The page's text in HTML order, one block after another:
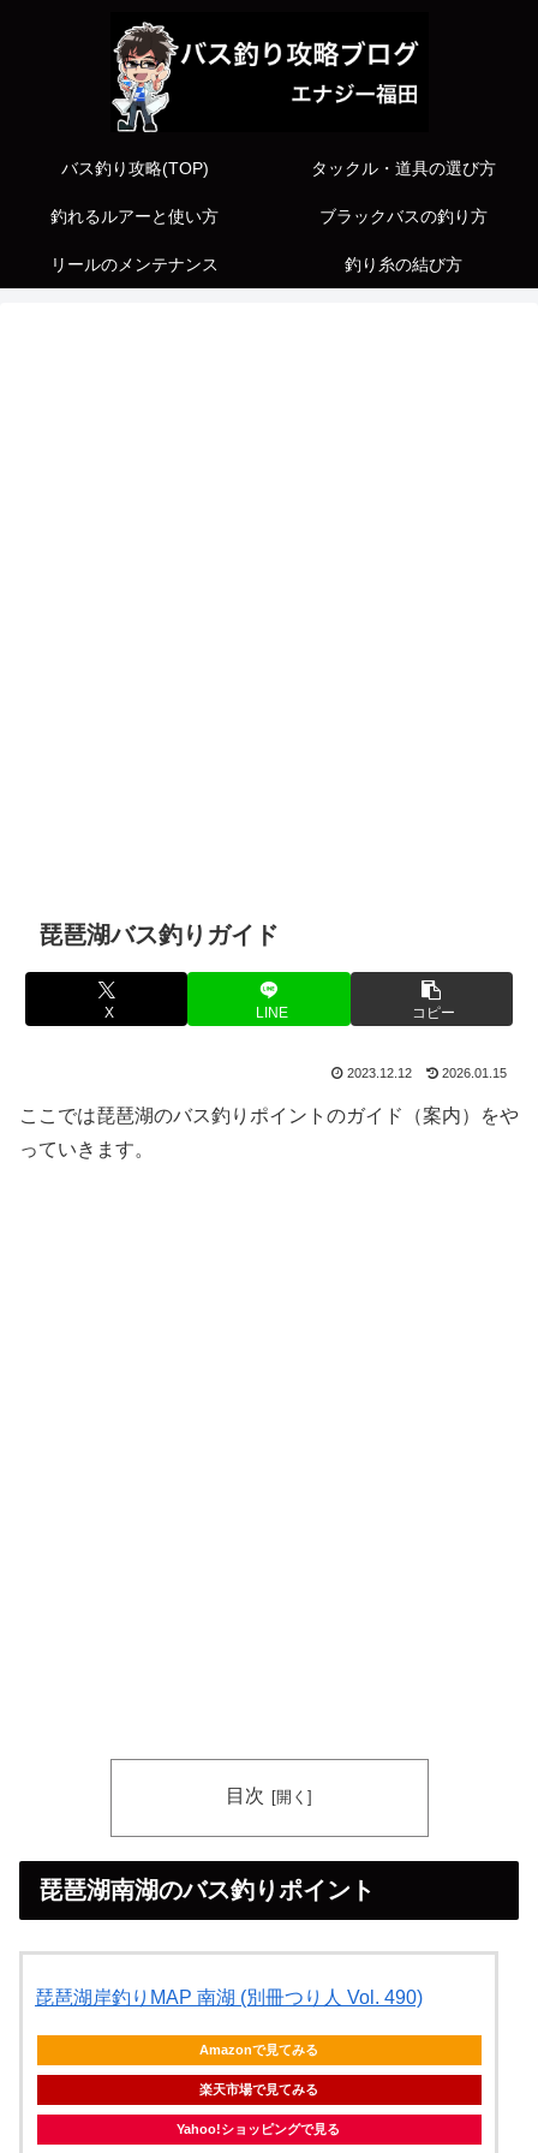
バス釣り攻略(TOP) タックル・道具の選び方
釣れるルアーと使い方 ブラックバスの釣り方
リールのメンテナンス 釣り糸の結び方
琵琶湖バス釣りガイド
X LINE コピー
2023.12.12 2026.01.15
ここでは琵琶湖のバス釣りポイントのガイド（案内）をや
っていきます。
目次
琵琶湖南湖のバス釣りポイント
琵琶湖岸釣りMAP 南湖 (別冊つり人 Vol. 490)
Amazonで見てみる
楽天市場で見てみる
Yahoo!ショッピングで見る